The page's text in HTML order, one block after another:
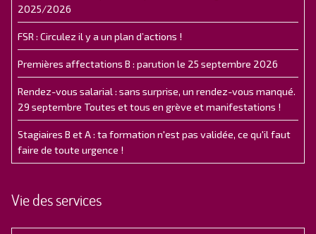
2025/2026
FSR : Circulez il y a un plan d’actions !
Premières affectations B : parution le 25 septembre 2026
Rendez-vous salarial : sans surprise, un rendez-vous manqué.
29 septembre Toutes et tous en grève et manifestations !
Stagiaires B et A : ta formation n'est pas validée, ce qu'il faut
faire de toute urgence !
Vie des services